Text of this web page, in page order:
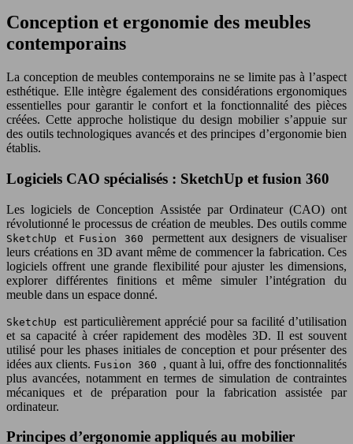
Conception et ergonomie des meubles
contemporains
La conception de meubles contemporains ne se limite pas à l’aspect
esthétique. Elle intègre également des considérations ergonomiques
essentielles pour garantir le confort et la fonctionnalité des pièces
créées. Cette approche holistique du design mobilier s’appuie sur
des outils technologiques avancés et des principes d’ergonomie bien
établis.
Logiciels CAO spécialisés : SketchUp et fusion 360
Les logiciels de Conception Assistée par Ordinateur (CAO) ont
révolutionné le processus de création de meubles. Des outils comme
SketchUpet Fusion 360 permettent aux designers de visualiser
leurs créations en 3D avant même de commencer la fabrication. Ces
logiciels offrent une grande flexibilité pour ajuster les dimensions,
explorer différentes finitions et même simuler l’intégration du
meuble dans un espace donné.
SketchUp est particulièrement apprécié pour sa facilité d’utilisation
et sa capacité à créer rapidement des modèles 3D. Il est souvent
utilisé pour les phases initiales de conception et pour présenter des
idées aux clients. Fusion 360 , quant à lui, offre des fonctionnalités
plus avancées, notamment en termes de simulation de contraintes
mécaniques et de préparation pour la fabrication assistée par
ordinateur.
Principes d’ergonomie appliqués au mobilier